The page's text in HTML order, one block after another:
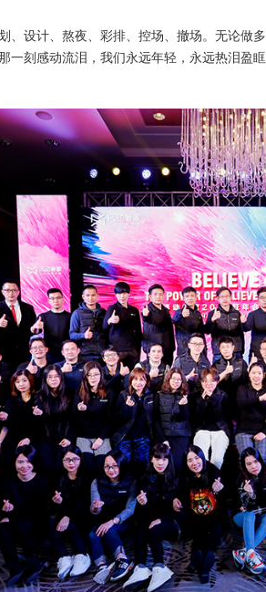
、设计、熬夜、彩排、控场、撤场。无论做
一刻感动流泪，我们永远年轻，永远热泪盈